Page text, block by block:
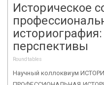
Историческое
перспективы
Roundtables
Научный коллоквиум